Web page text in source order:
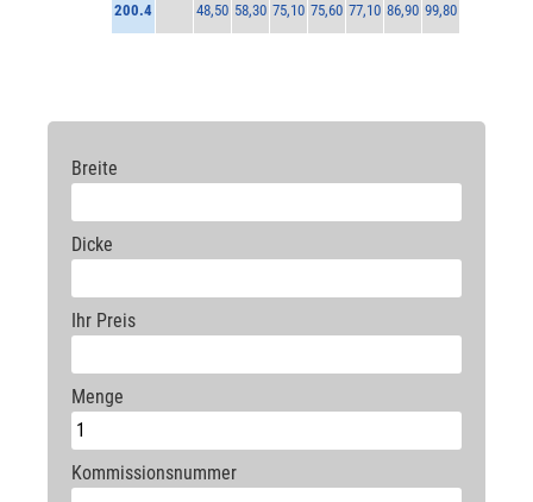
Breite
Dicke
Ihr Preis
Menge
Kommissionsnummer
200.4 48,50 58,30 75,10 75,60 77,10 86,90 99,80